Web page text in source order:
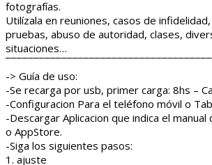
fotografías.
Utilízala en reuniones, casos de
pruebas, abuso de autoridad, clases,
situaciones…
-> Guía de uso:
-Se recarga por usb, primer carga: 8hs –
-Configuracion Para el teléfono móvil o
-Descargar Aplicacion que indica el
o AppStore.
-Siga los siguientes pasos:
1. ajuste